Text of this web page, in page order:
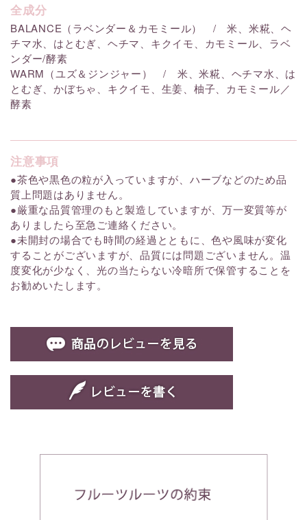
全成分
BALANCE（ラベンダー＆カモミール） / 米、米糀、ヘ
チマ水、はとむぎ、ヘチマ、キクイモ、カモミール、ラベ
ンダー/酵素
WARM（ユズ＆ジンジャー） / 米、米糀、ヘチマ水、は
とむぎ、かぼちゃ、キクイモ、生姜、柚子、カモミール／
酵素
注意事項
●茶色や黒色の粒が入っていますが、ハーブなどのため品
質上問題はありません。
●厳重な品質管理のもと製造していますが、万一変質等が
ありましたら至急ご連絡ください。
●未開封の場合でも時間の経過とともに、色や風味が変化
することがございますが、品質には問題ございません。温
度変化が少なく、光の当たらない冷暗所で保管することを
お勧めいたします。